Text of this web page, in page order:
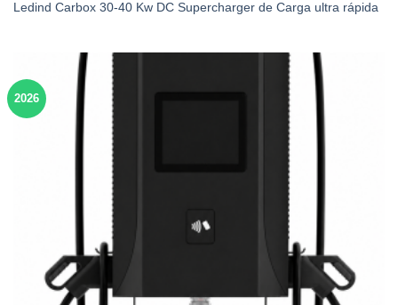
Ledind Carbox 30-40 Kw DC Supercharger de Carga ultra rápida
2026